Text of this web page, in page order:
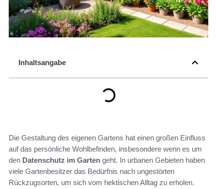
Inhaltsangabe
Die Gestaltung des eigenen Gartens hat einen großen Einfluss
auf das persönliche Wohlbefinden, insbesondere wenn es um
den Datenschutz im Garten geht. In urbanen Gebieten haben
viele Gartenbesitzer das Bedürfnis nach ungestörten
Rückzugsorten, um sich vom hektischen Alltag zu erholen.